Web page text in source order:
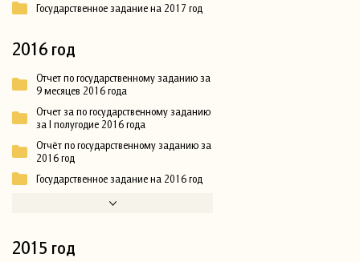
Государственное задание на 2017 год
2016 год
Отчет по государственному заданию за
9 месяцев 2016 года
Отчет за по государственному заданию
за I полугодие 2016 года
Отчёт по государственному заданию за
2016 год
Государственное задание на 2016 год
2015 год